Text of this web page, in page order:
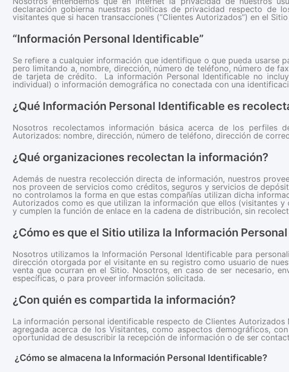
declaración gobierna nuestras políticas de privacidad respecto de
visitantes que si hacen transacciones (“Clientes Autorizados”) en el
“Información Personal Identificable”
Se refiere a cualquier información que identifique o que pueda usarse
pero limitando a, nombre, dirección, número de teléfono, número de
de tarjeta de crédito. La información Personal Identificable no
individual) o información demográfica no conectada con una
¿Qué Información Personal Identificable es
Nosotros recolectamos información básica acerca de los perfiles
Autorizados: nombre, dirección, número de teléfono, dirección de
¿Qué organizaciones recolectan la información?
Además de nuestra recolección directa de información, nuestros
nos proveen de servicios como créditos, seguros y servicios de
no controlamos la forma en que estas compañías utilizan dicha
Autorizados como es que utilizan la información que ellos (visitantes
y cumplen la función de enlace en la cadena de distribución, sin
¿Cómo es que el Sitio utiliza la Información
Nosotros utilizamos la Información Personal Identificable para
dirección otorgada por el visitante en su registro como usuario de
venta que ocurran en el Sitio. Nosotros, en caso de ser necesario,
específicas, o para proveer información solicitada.
¿Con quién es compartida la información?
La información personal identificable respecto de Clientes
agregada acerca de los Visitantes, como aspectos demográficos,
oportunidad de desuscribir la recepción de información o de ser
¿Cómo se almacena la Información Personal Identificable?